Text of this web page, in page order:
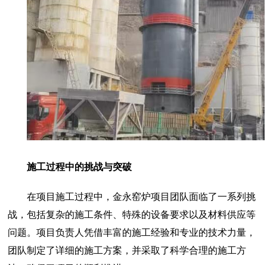
施工过程中的挑战与突破
在项目施工过程中，金永窑炉项目团队面临了一系列挑
战，包括复杂的施工条件、特殊的设备要求以及材料供应等
问题。项目负责人凭借丰富的施工经验和专业的技术力量，
团队制定了详细的施工方案，并采取了科学合理的施工方